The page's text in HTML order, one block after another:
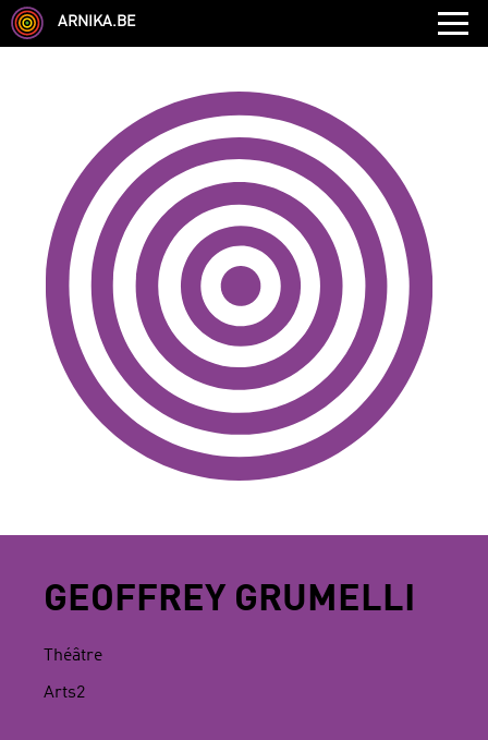
ARNIKA.BE
AUTRE COMPÉTENCE TYPE
LANGUES PARLÉES ÉCOLE
CHEVEUX TAILLE
CORPULENCE ANNÉE DE NAISSANCE
ANNULER LES FILTRES
GEOFFREY GRUMELLI
Théâtre
Arts2